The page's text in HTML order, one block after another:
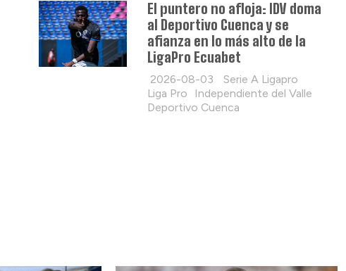
El puntero no afloja: IDV doma
al Deportivo Cuenca y se
afianza en lo más alto de la
LigaPro Ecuabet
2026-08-03
Serie A Ligapro
Liga Pro
Independiente del Valle
Deportivo Cuenca